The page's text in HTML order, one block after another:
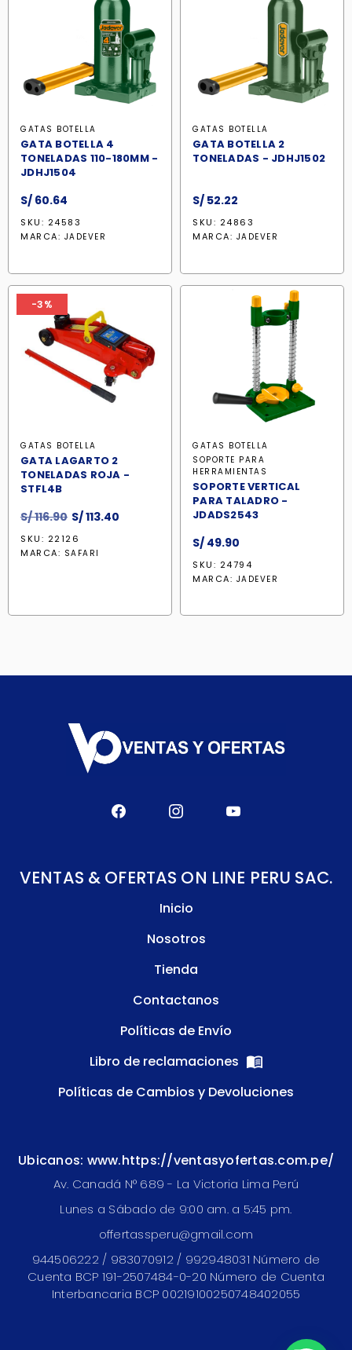
GATAS BOTELLA
GATA BOTELLA 4
TONELADAS 110-180MM -
JDHJ1504
S/ 60.64
SKU: 24583
MARCA: JADEVER
GATAS BOTELLA
GATA BOTELLA 2
TONELADAS - JDHJ1502
S/ 52.22
SKU: 24863
MARCA: JADEVER
-3%
GATAS BOTELLA
GATA LAGARTO 2
TONELADAS ROJA -
STFL4B
S/116.90 El
precio
original
S/113.40
SKU: 22126
MARCA: SAFARI
GATAS BOTELLA
SOPORTE PARA
HERRAMIENTAS
SOPORTE VERTICAL
PARA TALADRO -
JDADS2543
S/ 49.90
SKU: 24794
MARCA: JADEVER
VENTAS & OFERTAS ON LINE PERU SAC.
Inicio
Nosotros
Tienda
Contactanos
Políticas de Envío
Libro de reclamaciones
Políticas de Cambios y Devoluciones
Ubicanos: www.https://ventasyofertas.com.pe/
Av. Canadá N° 689 - La Victoria Lima Perú
Lunes a Sábado de 9:00 am. a 5:45 pm.
offertassperu@gmail.com
944506222 / 983070912 / 992948031 Número de
Cuenta BCP 191-2507484-0-20 Número de Cuenta
Interbancaria BCP 00219100250748402055